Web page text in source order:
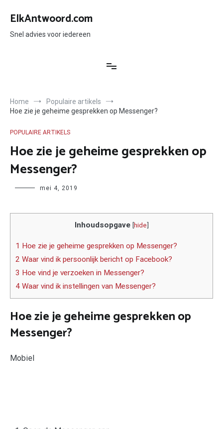
naar
inhoud
ElkAntwoord.com
Snel advies voor iedereen
Home
Populaire artikels
Hoe zie je geheime gesprekken op Messenger?
POPULAIRE ARTIKELS
Hoe zie je geheime gesprekken op
Messenger?
Author mei 4, 2019
Inhoudsopgave [hide]
1 Hoe zie je geheime gesprekken op Messenger?
2 Waar vind ik persoonlijk bericht op Facebook?
3 Hoe vind je verzoeken in Messenger?
4 Waar vind ik instellingen van Messenger?
Hoe zie je geheime gesprekken op
Messenger?
Mobiel